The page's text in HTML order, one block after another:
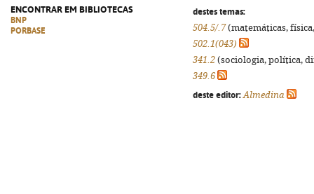
ENCONTRAR EM BIBLIOTECAS
BNP
PORBASE
destes temas:
504.5/.7(matemáticas,
502.1(043)
341.2 (sociologia, política,
349.6
deste editor: Almedina